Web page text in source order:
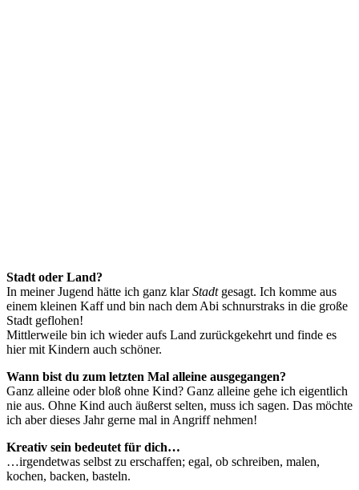
Stadt oder Land?
In meiner Jugend hätte ich ganz klarStadtgesagt. Ich komme aus
einem kleinen Kaff und bin nach dem Abi schnurstraks in die große
Stadt geflohen!
Mittlerweile bin ich wieder aufs Land zurückgekehrt und finde es
hier mit Kindern auch schöner.
Wann bist du zum letzten Mal alleine ausgegangen?
Ganz alleine oder bloß ohne Kind? Ganz alleine gehe ich eigentlich
nie aus. Ohne Kind auch äußerst selten, muss ich sagen. Das möchte
ich aber dieses Jahr gerne mal in Angriff nehmen!
Kreativ sein bedeutet für dich…
…irgendetwas selbst zu erschaffen; egal, ob schreiben, malen,
kochen, backen, basteln.